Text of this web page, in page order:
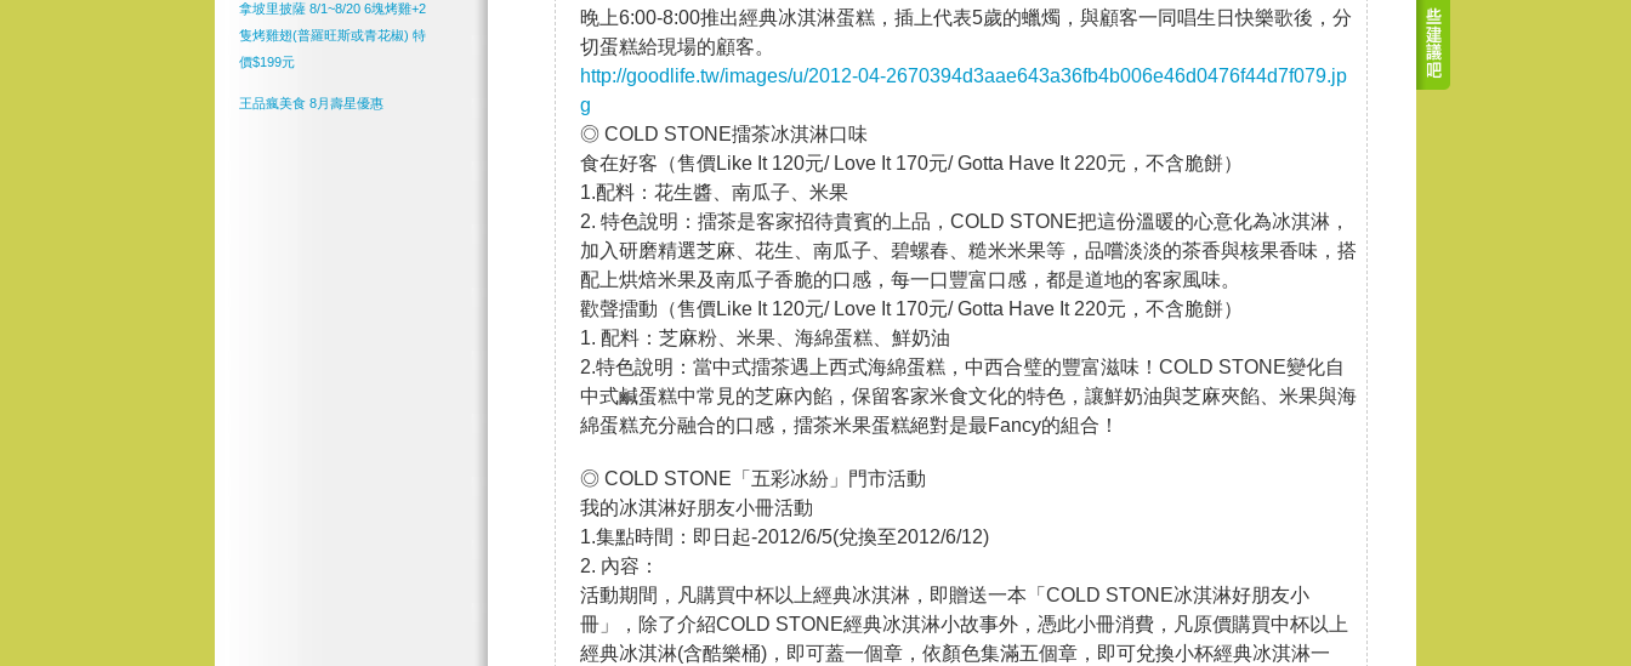
拿坡里披薩 8/1~8/20 6塊烤雞+2
隻烤雞翅(普羅旺斯或青花椒) 特
價$199元
王品瘋美食 8月壽星優惠
晚上6:00-8:00推出經典冰淇淋蛋糕，插上代表5歲的蠟燭，與顧客一同唱生日快樂歌後，分
切蛋糕給現場的顧客。
http://goodlife.tw/images/u/2012-04-2670394d3aae643a36fb4b006e46d0476f44d7f079.jp
g
◎ COLD STONE擂茶冰淇淋口味
食在好客（售價Like It 120元/ Love It 170元/ Gotta Have It 220元，不含脆餅）
1.配料：花生醬、南瓜子、米果
2. 特色說明：擂茶是客家招待貴賓的上品，COLD STONE把這份溫暖的心意化為冰淇淋，
加入研磨精選芝麻、花生、南瓜子、碧螺春、糙米米果等，品嚐淡淡的茶香與核果香味，搭
配上烘焙米果及南瓜子香脆的口感，每一口豐富口感，都是道地的客家風味。
歡聲擂動（售價Like It 120元/ Love It 170元/ Gotta Have It 220元，不含脆餅）
1. 配料：芝麻粉、米果、海綿蛋糕、鮮奶油
2.特色說明：當中式擂茶遇上西式海綿蛋糕，中西合璧的豐富滋味！COLD STONE變化自
中式鹹蛋糕中常見的芝麻內餡，保留客家米食文化的特色，讓鮮奶油與芝麻夾餡、米果與海
綿蛋糕充分融合的口感，擂茶米果蛋糕絕對是最Fancy的組合！
◎ COLD STONE「五彩冰紛」門市活動
我的冰淇淋好朋友小冊活動
1.集點時間：即日起-2012/6/5(兌換至2012/6/12)
2. 內容：
活動期間，凡購買中杯以上經典冰淇淋，即贈送一本「COLD STONE冰淇淋好朋友小
冊」，除了介紹COLD STONE經典冰淇淋小故事外，憑此小冊消費，凡原價購買中杯以上
經典冰淇淋(含酷樂桶)，即可蓋一個章，依顏色集滿五個章，即可兌換小杯經典冰淇淋一